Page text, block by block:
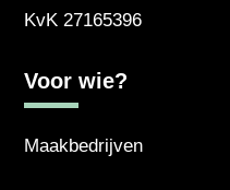
KvK27165396
Voor wie?
Maakbedrijven